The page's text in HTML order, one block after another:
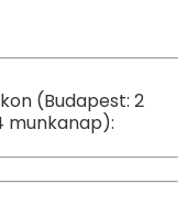
(Budapest: 2
munkanap):